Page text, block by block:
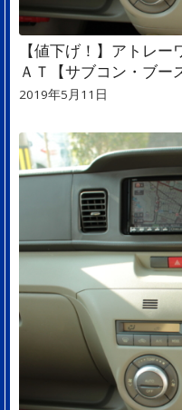
【値下げ！】アトレ
ＡＴ【サブコン・ブー
2019年5月11日